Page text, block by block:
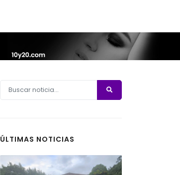
ÚLTIMAS NOTICIAS